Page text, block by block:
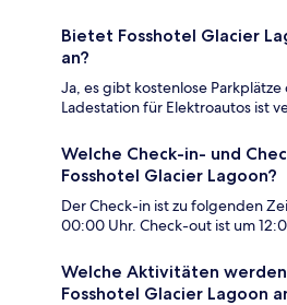
Bietet Fosshotel Glacier
an?
Ja, es gibt kostenlose Parkplätze
Ladestation für Elektroautos ist
Welche Check-in- und
Fosshotel Glacier Lagoon?
Der Check-in ist zu folgenden
00:00 Uhr. Check-out ist um
Welche Aktivitäten
Fosshotel Glacier Lagoon